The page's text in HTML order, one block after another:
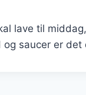
lave til
saucer er